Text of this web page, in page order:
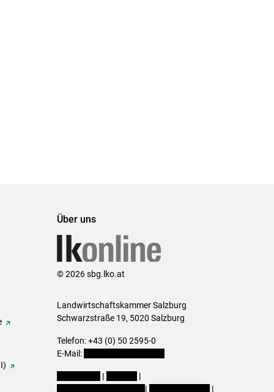
Über uns
© 2026 sbg.lko.at
Landwirtschaftskammer Salzburg
Schwarzstraße 19, 5020 Salzburg
Telefon: +43 (0) 50 2595-0
E-Mail:
|
|
| |